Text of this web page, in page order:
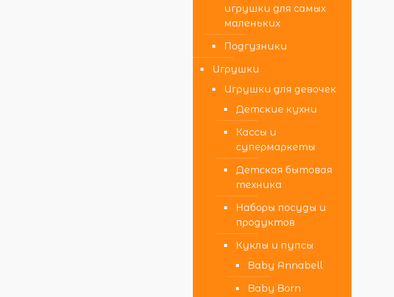
игрушки для самых
маленьких
Подгузники
Игрушки
Игрушки для девочек
Детские кухни
Кассы и
супермаркеты
Детская бытовая
техника
Наборы посуды и
продуктов
Куклы и пупсы
Baby Annabell
Baby Born